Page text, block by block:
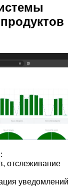
отслеживание
уведомлений